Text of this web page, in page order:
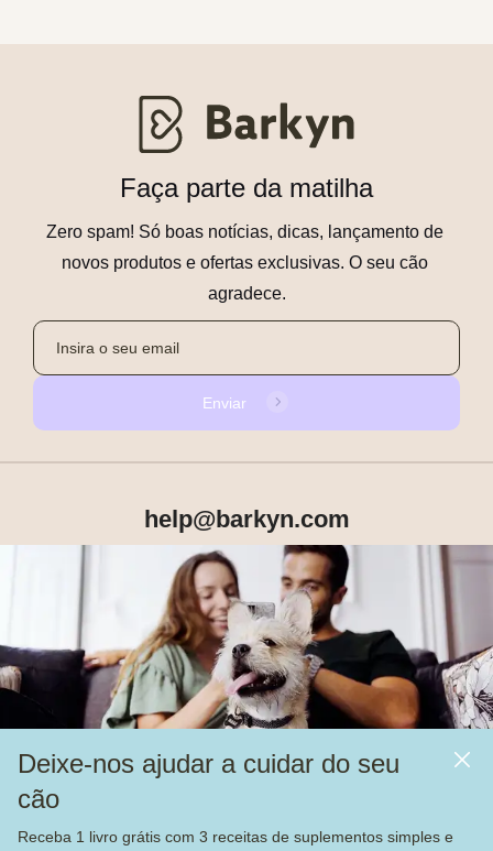
Deixe-nos ajudar a cuidar do seu
cão
Receba 1 livro grátis com 3 receitas de suplementos simples e
Faça parte da matilha
Zero spam! Só boas notícias, dicas, lançamento de
novos produtos e ofertas exclusivas. O seu cão
agradece.
Enviar
help@barkyn.com
Produtos
Mais
Alimentação